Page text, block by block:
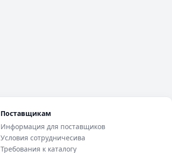
Поставщикам
Информация для поставщиков
Условия сотрудничесива
Требования к каталогу